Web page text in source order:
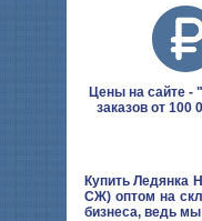
Цены на сайте -
заказов от 100
Купить Ледянка
СЖ) оптом на
бизнеса, ведь